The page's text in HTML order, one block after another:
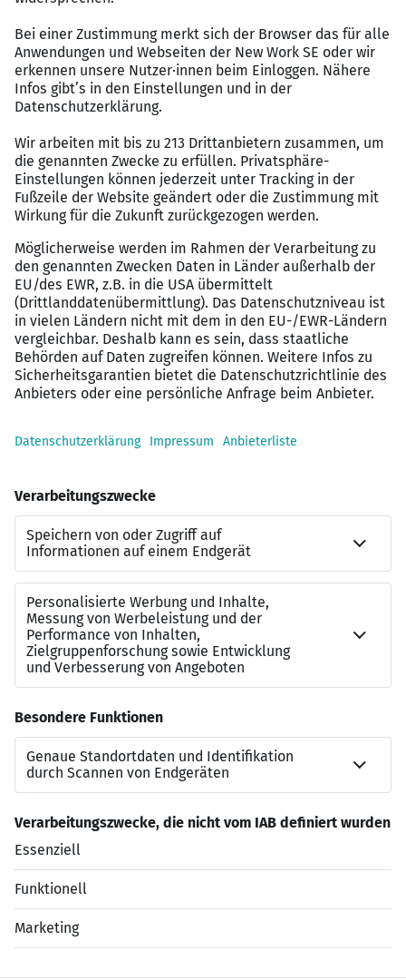
engagierten Teams und gestalten Sie die Zukunft der
sozialen Arbeit mit!
Ihre Fragen beantwortet gern die Einrichtungsleitung
des Drob Inn, Lisa Duvinage, unter der Telefonnummer
Bewerben Sie sich jetzt gleich – wir freuen uns auf Sie!
Schriftliche Bewerbungen bitte an:
Drob Inn
Frau Lisa Duvinage
Besenbinderhof 71
20097 Hamburg
oder als PDF per E-Mail an:duvinage@jugendhilfe.de
Sollten Sie eine Bewerbung per Post bevorzugen,
Sie einen ausreichend frankierten und adressierten
Briefumschlag beifügen, senden wir Ihre
Bewerbungsunterlagen gerne zurück. Ansonsten werden
die Unterlagen nach Abschluss des
Bewerbungsverfahrens datenschutzkonform vernichtet.
Unsere Datenschutzhinweise für Bewerber*innen finden
Sie hier:
https://www.jugendhilfe.de/pdf/Jugendhilfe_Info-
Jugendhilfe e. V.
• Repsoldstraße 4 • 20097 Hamburg
www.jugendhilfe.de
Datenschutzerklärung